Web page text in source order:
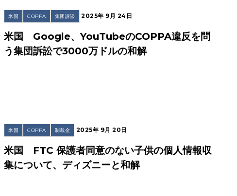
米国 COPPA 集団訴訟 2025年 9月 24日
米国 Google、YouTubeのCOPPA違反を問
う集団訴訟で3000万ドルの和解
米国 COPPA 制裁金 2025年 9月 20日
米国 FTC 保護者同意のない子供の個人情報収
集について、ディズニーと和解